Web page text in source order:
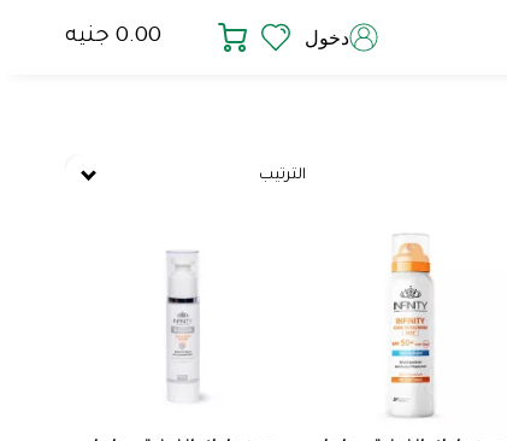
دخول 0.00 جنيه
الترتيب